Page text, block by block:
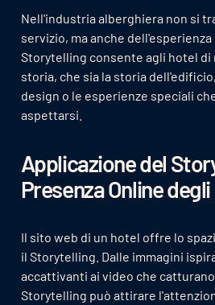
Nell'industria alberghiera non si
servizio, ma anche
Storytelling consente agli hotel di
storia, che sia la storia
design o le esperienze speciali
aspettarsi.
Applicazione del
Presenza Online
Il sito web di un hotel offre lo
il Storytelling. Dalle immagini
accattivanti ai video che
Storytelling può attirare